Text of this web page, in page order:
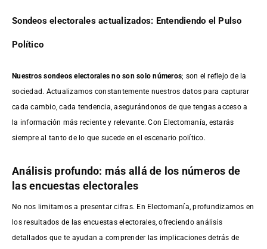
Sondeos electorales actualizados: Entendiendo el Pulso
Político
Nuestros sondeos electorales no son solo números; son el reflejo de la
sociedad. Actualizamos constantemente nuestros datos para capturar
cada cambio, cada tendencia, asegurándonos de que tengas acceso a
la información más reciente y relevante. Con Electomanía, estarás
siempre al tanto de lo que sucede en el escenario político.
Análisis profundo: más allá de los números de
las encuestas electorales
No nos limitamos a presentar cifras. En Electomanía, profundizamos en
los resultados de las encuestas electorales, ofreciendo análisis
detallados que te ayudan a comprender las implicaciones detrás de